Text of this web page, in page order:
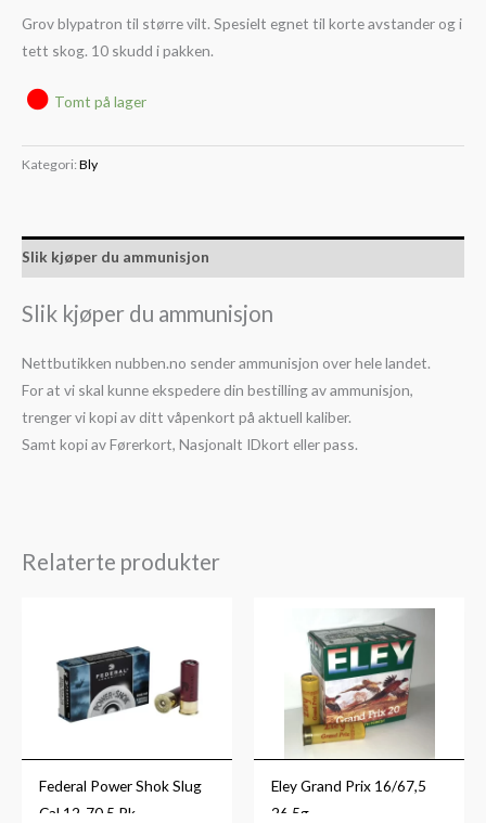
Grov blypatron til større vilt. Spesielt egnet til korte avstander og i
tett skog. 10 skudd i pakken.
Tomt på lager
Kategori: Bly
Slik kjøper du ammunisjon
Slik kjøper du ammunisjon
Nettbutikken nubben.no sender ammunisjon over hele landet.
For at vi skal kunne ekspedere din bestilling av ammunisjon,
trenger vi kopi av ditt våpenkort på aktuell kaliber.
Samt kopi av Førerkort, Nasjonalt IDkort eller pass.
Relaterte produkter
Federal Power Shok Slug
Cal.12-70 5.Pk
Eley Grand Prix 16/67,5
26,5g